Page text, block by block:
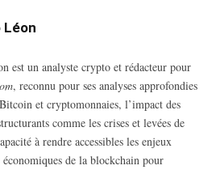
Léon
est un analyste crypto et rédacteur pour
, reconnu pour ses analyses approfondies
et cryptomonnaies, l’impact des
comme les crises et levées de
à rendre accessibles les enjeux
économiques de la blockchain pour